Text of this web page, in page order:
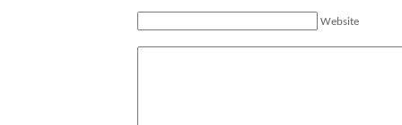
Website